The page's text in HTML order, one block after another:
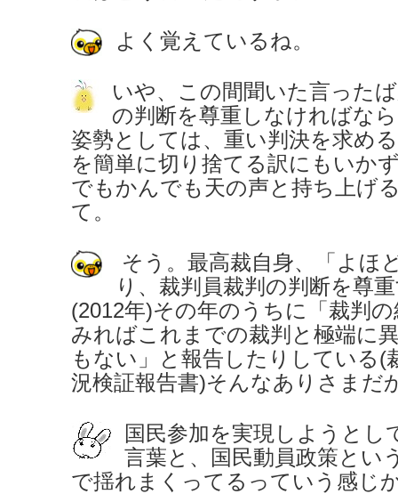
よく覚えているね。
いや、この間聞いた言った
の判断を尊重しなければな
姿勢としては、重い判決を求め
を簡単に切り捨てる訳にもいか
でもかんでも天の声と持ち上げ
て。
そう。最高裁自身、「よほ
り、裁判員裁判の判断を尊
(2012年)その年のうちに「裁判
みればこれまでの裁判と極端に
もない」と報告したりしている(
況検証報告書)そんなありさまだ
国民参加を実現しようとし
言葉と、国民動員政策とい
で揺れまくってるっていう感じ